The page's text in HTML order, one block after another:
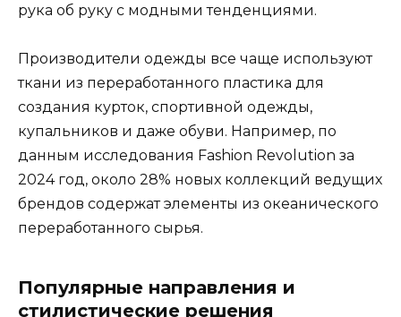
рука об руку с модными тенденциями.
Производители одежды все чаще используют
ткани из переработанного пластика для
создания курток, спортивной одежды,
купальников и даже обуви. Например, по
данным исследования Fashion Revolution за
2024 год, около 28% новых коллекций ведущих
брендов содержат элементы из океанического
переработанного сырья.
Популярные направления и
стилистические решения